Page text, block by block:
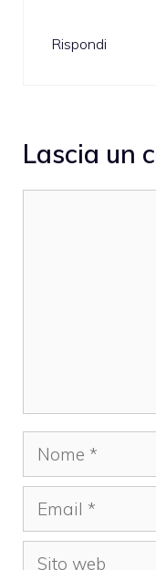
Rispondi
Lascia un
Nome
Email
Sito